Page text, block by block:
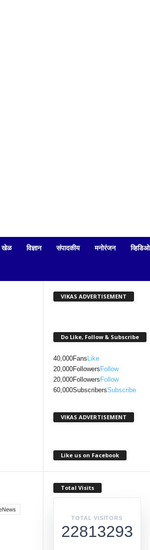
खेळ विज्ञान संपादकीय मनोरंजन व्हिडिओ
VIKAS ADVERTISEMENT
Do Like, Follow & Subscribe
40,000Fans Like
20,000Followers Follow
20,000Followers Follow
60,000SubscribersSubscribe
VIKAS ADVERTISEMENT
Like us on Facebook
Total Visits
TOTAL VISITORS
22813293